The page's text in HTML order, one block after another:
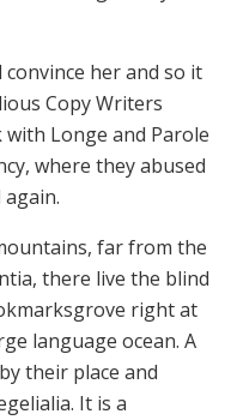
her and so it
Copy Writers
Longe and Parole
where they abused
far from the
there live the blind
right at
language ocean. A
their place and
It is a